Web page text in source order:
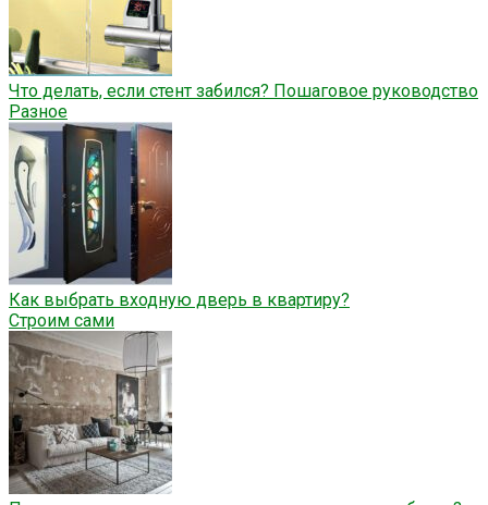
Что делать, если стент забился? Пошаговое руководство
Разное
Как выбрать входную дверь в квартиру?
Строим сами